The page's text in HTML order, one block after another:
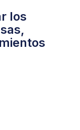
los